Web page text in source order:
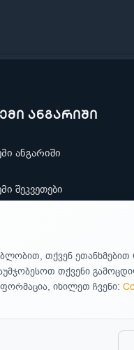
ანგარიში
ანგარიში
შეკვეთები
თქვენ ეთანხმებით
თქვენი
იხილეთ ჩვენი: